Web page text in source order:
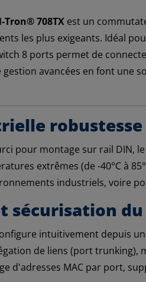
Tron® 708TX est un
les plus exigeants. Idéal
8 ports permet de
avancées en font une
pour montage sur rail DIN, le
extrêmes (de -40°C à
industriels, voire
sécurisation
intuitivement depuis
de liens (port trunking),
d'adresses MAC par port,